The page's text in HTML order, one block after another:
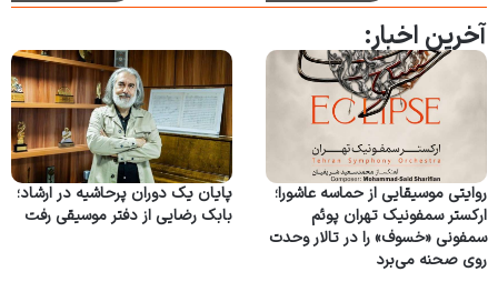
آخرین اخبار:
روایتی موسیقایی از حماسه عاشورا؛
ارکستر سمفونیک تهران پوئم
سمفونی «خسوف» را در تالار وحدت
روی صحنه می‌برد
پایان یک دوران پرحاشیه در ارشاد؛
بابک رضایی از دفتر موسیقی رفت